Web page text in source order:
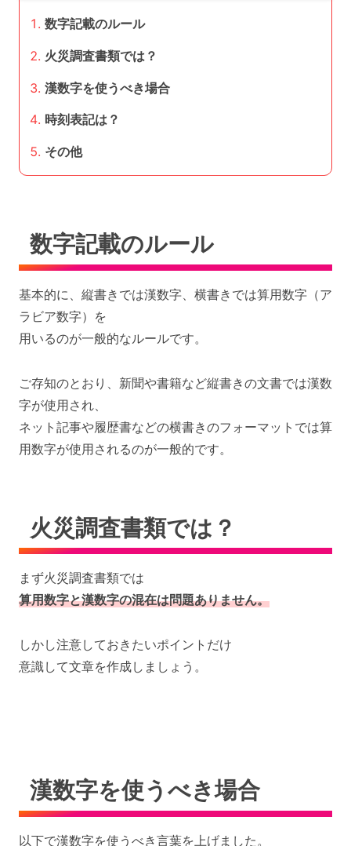
数字記載のルール
火災調査書類では？
漢数字を使うべき場合
時刻表記は？
その他
数字記載のルール
基本的に、縦書きでは漢数字、横書きでは算用数字（ア
ラビア数字）を
用いるのが一般的なルールです。
ご存知のとおり、新聞や書籍など縦書きの文書では漢数
字が使用され、
ネット記事や履歴書などの横書きのフォーマットでは算
用数字が使用されるのが一般的です。
火災調査書類では？
まず火災調査書類では
算用数字と漢数字の混在は問題ありません。
しかし注意しておきたいポイントだけ
意識して文章を作成しましょう。
漢数字を使うべき場合
以下で漢数字を使うべき言葉を上げました。